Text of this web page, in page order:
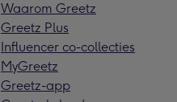
Waarom Greetz
Greetz Plus
Influencer co-collecties
MyGreetz
Greetz-app